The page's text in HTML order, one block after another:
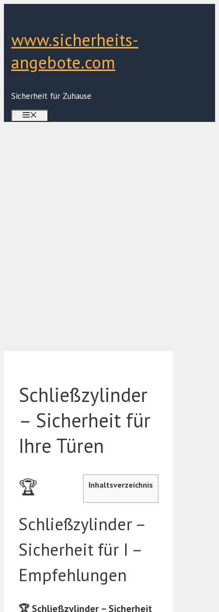
www.sicherheits-
angebote.com
Sicherheit für Zuhause
Schließzylinder
– Sicherheit für
Ihre Türen
Inhaltsverzeichnis
🏆
Schließzylinder –
Sicherheit für I –
Empfehlungen
🏆 Schließzylinder – Sicherheit